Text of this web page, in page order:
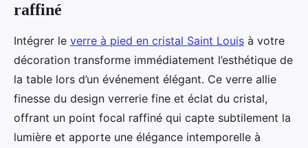
raffiné
Intégrer le verre à pied en cristal Saint Louis à votre
décoration transforme immédiatement l’esthétique de
la table lors d’un événement élégant. Ce verre allie
finesse du design verrerie fine et éclat du cristal,
offrant un point focal raffiné qui capte subtilement la
lumière et apporte une élégance intemporelle à